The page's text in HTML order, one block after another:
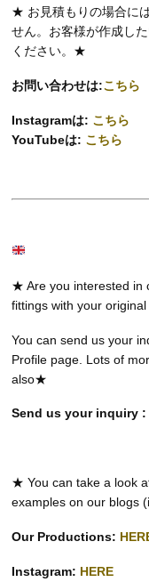
★ お見積もりの場合に
せん。お客様が作成し
ください。★
お問い合わせは:こちら
Instagramは: こちら
YouTubeは: こちら
★ Are you interested in
fittings with your
You can send us your
Profile page. Lots of
also★
Send us your inquiry :
★ You can take a look
examples on our blogs
Our Productions:
Instagram: HERE